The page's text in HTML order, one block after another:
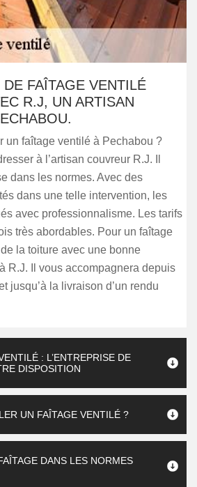
FAÎTAGE VENTILÉ
R.J, UN ARTISAN
un faîtage ventilé à Pechabou ?
à l’artisan couvreur R.J. Il
dans les normes. Avec des
dans une telle intervention, les
avec professionnalisme. Les tarifs
très abordables. Pour un faîtage
la toiture avec une bonne
R.J. Il vous accompagnera depuis
jusqu’à la livraison d’un rendu
: L’ENTREPRISE DE
DISPOSITION
UN FAÎTAGE VENTILÉ ?
DANS LES NORMES